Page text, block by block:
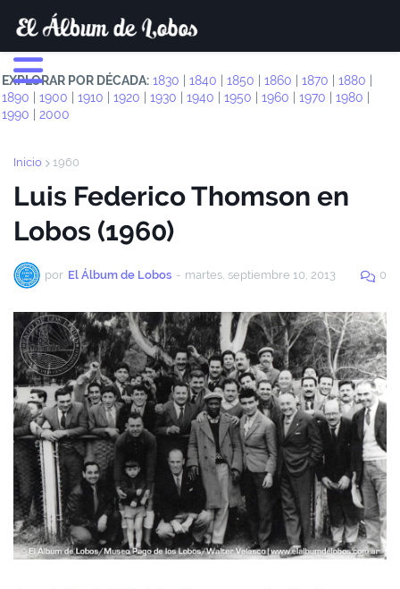
EXPLORAR POR DÉCADA: 1830 1840 1850 1860 1870 1880
1890
1900 1910 1920 1930 1940 1950 1960 1970 1980
1990
2000
Inicio 1960
Luis Federico Thomson en
Lobos (1960)
por El Álbum de Lobos - martes, septiembre 10, 2013 0